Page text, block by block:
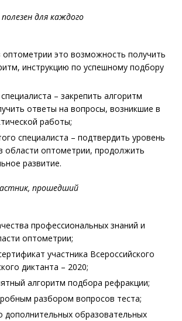
для каждого
оптометрии это возможность получить
инструкцию по успешному подбору
– закрепить алгоритм
ответы на вопросы, возникшие в
работы;
специалиста – подтвердить уровень
области оптометрии, продолжить
развитие.
прошедший
профессиональных знаний и
оптометрии;
участника Всероссийского
диктанта – 2020;
алгоритм подбора рефракции;
разбором вопросов теста;
образовательных